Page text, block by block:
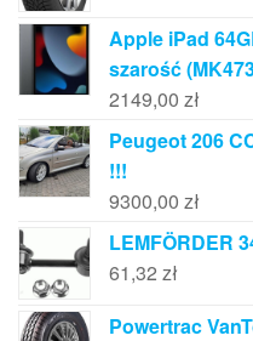
Apple iPad
szarość
2149,00 zł
Peugeot 206
!!!
9300,00 zł
LEMFÖRDER
61,32 zł
Powertrac